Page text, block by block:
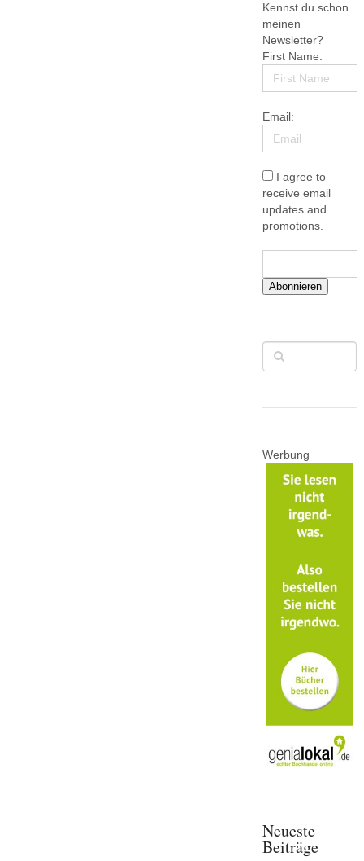
Kennst du schon
meinen
Newsletter?
First Name:
Email:
I agree to
receive email
updates and
promotions.
Abonnieren
Werbung
Neueste
Beiträge